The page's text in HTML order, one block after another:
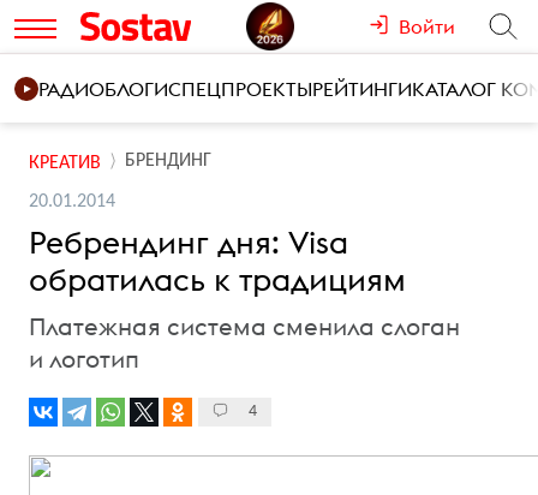
Войти
РАДИОБЛОГИСПЕЦПРОЕКТЫРЕЙТИНГИКАТАЛОГ
КРЕАТИВ БРЕНДИНГ
20.01.2014
Ребрендинг дня: Visa
обратилась к традициям
Платежная система сменила слоган
и логотип
4